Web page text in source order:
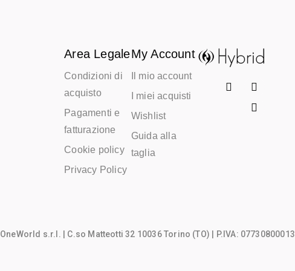
Area Legale
Condizioni di
acquisto
Pagamenti e
fatturazione
Cookie policy
Privacy Policy
My Account
Il mio account
I miei acquisti
Wishlist
Guida alla
taglia
OneWorld s.r.l.
| C.so Matteotti 32 10036 Torino (TO) | P.IVA: 07730800013